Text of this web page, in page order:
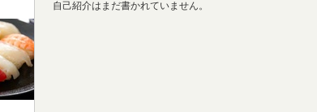
自己紹介はまだ書かれていません。